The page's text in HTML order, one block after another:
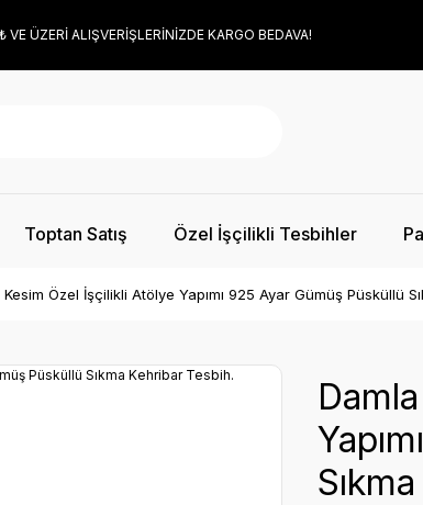
VE ÜZERİ ALIŞVERİŞLERİNİZDE KARGO BEDAVA!
Toptan Satış Özel İşçilikli Tesbihler
Kesim Özel İşçilikli Atölye Yapımı 925 Ayar Gümüş Püsküllü